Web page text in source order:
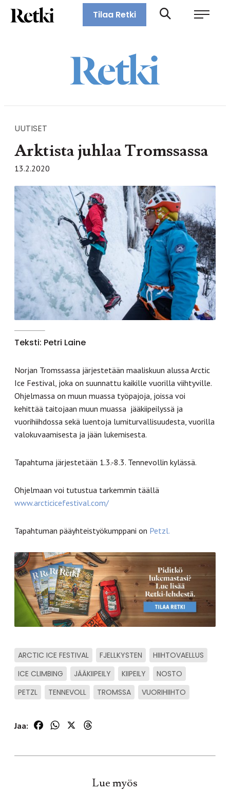
Siirry
suoraan
Retki-lehti
Tilaa Retki
UUTISET
Arktista juhlaa Tromssassa
13.2.2020
Teksti: Petri Laine
Norjan Tromssassa järjestetään maaliskuun alussa Arctic
Ice Festival, joka on suunnattu kaikille vuorilla viihtyville.
Ohjelmassa on muun muassa työpajoja, joissa voi
kehittää taitojaan muun muassa jääkiipeilyssä ja
vuorihiihdossa sekä luentoja lumiturvallisuudesta, vuorilla
valokuvaamisesta ja jään lukemisesta.
Tapahtuma järjestetään 1.3.-8.3. Tennevollin kylässä.
Ohjelmaan voi tutustua tarkemmin täällä
www.arcticicefestival.com/
Tapahtuman pääyhteistyökumppani on Petzl.
ARCTIC ICE FESTIVAL FJELLKYSTEN
HIIHTOVAELLUS
ICE CLIMBING
JÄÄKIIPEILY KIIPEILY
NOSTO
PETZL
TENNEVOLL TROMSSA VUORIHIIHTO
Jaa: FacebookWhatsApp
Lue myös